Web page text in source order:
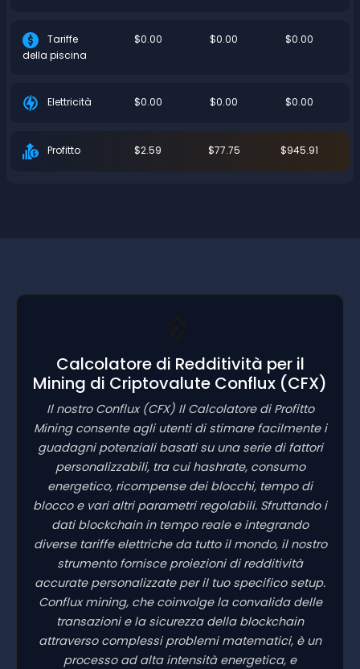
Tariffe
della piscina
$0.00 $0.00 $0.00
Elettricità $0.00 $0.00 $0.00
Profitto $2.59 $77.75 $945.91
Calcolatore di Redditività per il
Mining di Criptovalute Conflux (CFX)
Il nostro Conflux (CFX)Il Calcolatore di Profitto
Mining consente agli utenti di stimare facilmente i
guadagni potenziali basati su una serie di fattori
personalizzabili, tra cui hashrate, consumo
energetico, ricompense dei blocchi, tempo di
blocco e vari altri parametri regolabili. Sfruttando i
dati blockchain in tempo reale e integrando
diverse tariffe elettriche da tutto il mondo, il nostro
strumento fornisce proiezioni di redditività
accurate personalizzate per il tuo specifico setup.
Conflux mining, che coinvolge la convalida delle
transazioni e la sicurezza della blockchain
attraverso complessi problemi matematici, è un
processo ad alta intensità energetica, e